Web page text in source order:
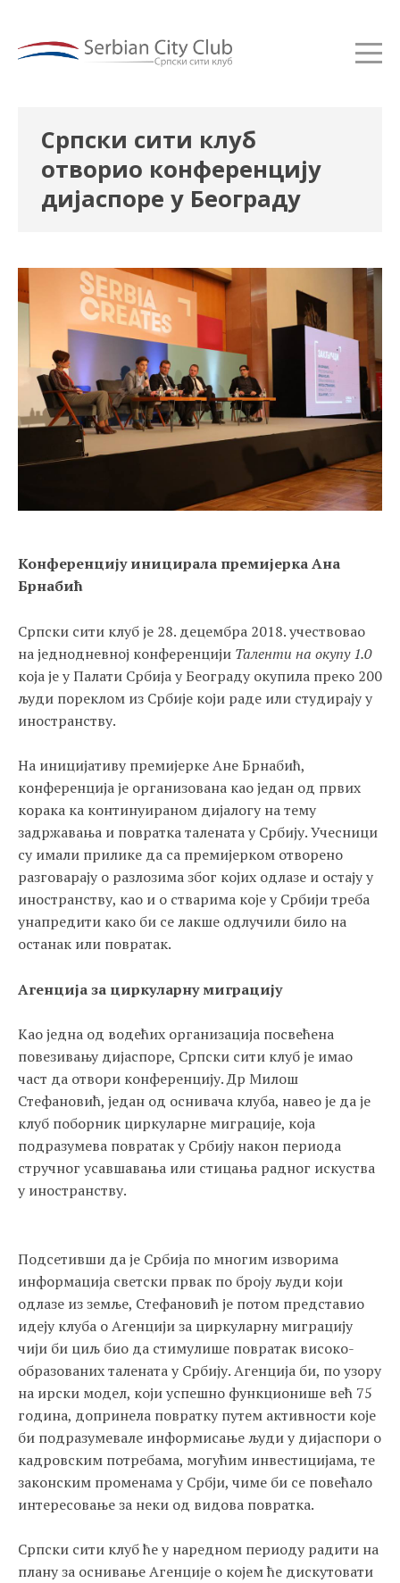
Српски сити клуб
отворио конференцију
дијаспоре у Београду
Конференцију иницирала премијерка Ана
Брнабић
Српски сити клуб је 28. децембра 2018. учествовао
на једнодневној конференцији Таленти на окупу 1.0
која је у Палати Србија у Београду окупила преко 200
људи пореклом из Србије који раде или студирају у
иностранству.
На иницијативу премијерке Ане Брнабић,
конференција је организована као један од првих
корака ка континуираном дијалогу на тему
задржавања и повратка талената у Србију. Учесници
су имали прилике да са премијерком отворено
разговарају о разлозима због којих одлазе и остају у
иностранству, као и о стварима које у Србији треба
унапредити како би се лакше одлучили било на
останак или повратак.
Агенција за циркуларну миграцију
Као једна од водећих организација посвећена
повезивању дијаспоре, Српски сити клуб је имао
част да отвори конференцију. Др Милош
Стефановић, један од оснивача клуба, навео је да је
клуб поборник циркуларне миграције, која
подразумева повратак у Србију након периода
стручног усавшавања или стицања радног искуства
у иностранству.
Подсетивши да је Србија по многим изворима
информација светски првак по броју људи који
одлазе из земље, Стефановић је потом представио
идеју клуба о Агенцији за циркуларну миграцију
чији би циљ био да стимулише повратак високо-
образованих талената у Србију. Агенција би, по узору
на ирски модел, који успешно функционише већ 75
година, допринела повратку путем активности које
би подразумевале информисање људи у дијаспори о
кадровским потребама, могућим инвестицијама, те
законским променама у Србји, чиме би се повећало
интересовање за неки од видова повратка.
Српски сити клуб ће у наредном периоду радити на
плану за оснивање Агенције о којем ће дискутовати